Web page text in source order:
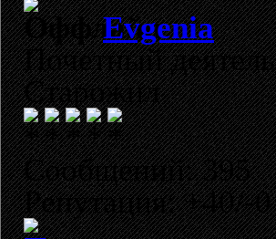
Evgenia
Почетный деятель
Старожил
Сообщений: 395
Репутация: +40/-0